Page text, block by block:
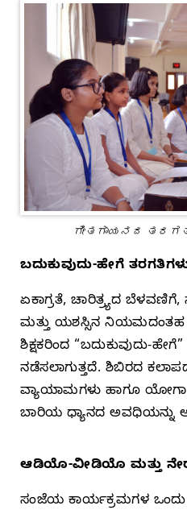
ಗೀತಗಾಯನದ ತರಗತಿ
ಬದುಕುವುದು-ಹೇಗೆ
ಏಕಾಗ್ರತೆ, ಚಾರಿತ್ರ್ಯದ ಬೆಳವಣಿಗೆ,
ಮತ್ತು ಯಶಸ್ಸಿನ
ಶಿಕ್ಷಕರಿಂದ “ಬದುಕುವುದು-
ನಡೆಸಲಾಗುತ್ತದೆ. ಶಿಬಿರದ
ವ್ಯಾಯಾಮಗಳು ಹಾಗೂ
ಬಾರಿಯ ಧ್ಯಾನದ ಅವಧಿಯನ್ನು
ಆಡಿಯೊ-ವೀಡಿಯೊ ಮತ್ತು
ಸಂಜೆಯ ಕಾರ್ಯಕ್ರಮಗಳ